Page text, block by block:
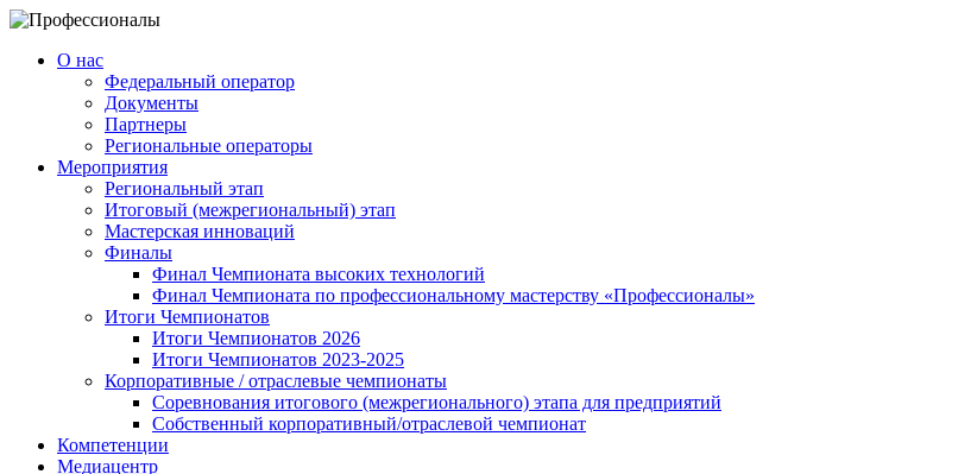
О нас
Федеральный оператор
Документы
Партнеры
Региональные операторы
Мероприятия
Региональный этап
Итоговый (межрегиональный) этап
Мастерская инноваций
Финалы
Финал Чемпионата высоких технологий
Финал Чемпионата по профессиональному мастерству «Профессионалы»
Итоги Чемпионатов
Итоги Чемпионатов 2026
Итоги Чемпионатов 2023-2025
Корпоративные / отраслевые чемпионаты
Соревнования итогового (межрегионального) этапа для предприятий
Собственный корпоративный/отраслевой чемпионат
Компетенции
Медиацентр